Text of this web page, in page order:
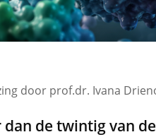
door prof.dr. Ivana
dan de twintig van